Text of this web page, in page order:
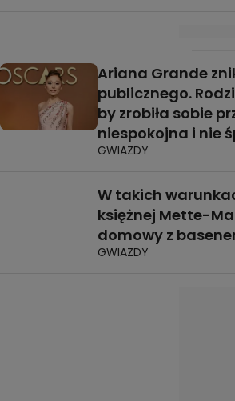
Ariana Grande
publicznego.
by zrobiła sobie
niespokojna i nie
GWIAZDY
W takich
księżnej Mette-
domowy z
GWIAZDY